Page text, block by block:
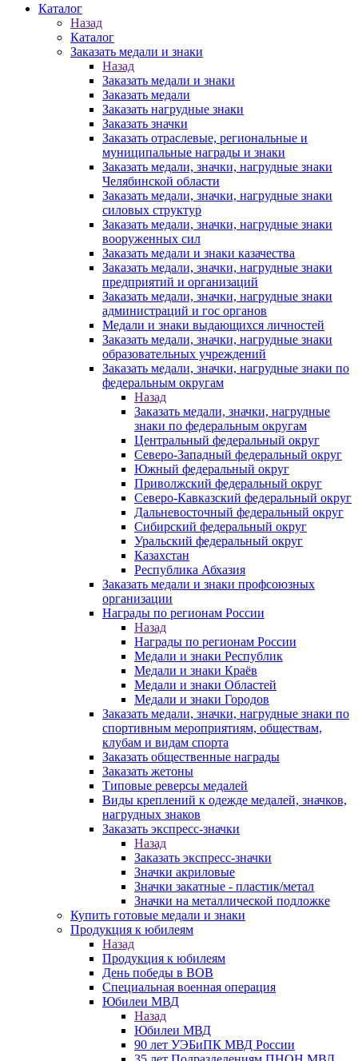
Каталог
Назад
Каталог
Заказать медали и знаки
Назад
Заказать медали и знаки
Заказать медали
Заказать нагрудные знаки
Заказать значки
Заказать отраслевые, региональные и
муниципальные награды и знаки
Заказать медали, значки, нагрудные знаки
Челябинской области
Заказать медали, значки, нагрудные знаки
силовых структур
Заказать медали, значки, нагрудные знаки
вооруженных сил
Заказать медали и знаки казачества
Заказать медали, значки, нагрудные знаки
предприятий и организаций
Заказать медали, значки, нагрудные знаки
администраций и гос органов
Медали и знаки выдающихся личностей
Заказать медали, значки, нагрудные знаки
образовательных учреждений
Заказать медали, значки, нагрудные знаки по
федеральным округам
Назад
Заказать медали, значки, нагрудные
знаки по федеральным округам
Центральный федеральный округ
Северо-Западный федеральный округ
Южный федеральный округ
Приволжский федеральный округ
Северо-Кавказский федеральный округ
Дальневосточный федеральный округ
Сибирский федеральный округ
Уральский федеральный округ
Казахстан
Республика Абхазия
Заказать медали и знаки профсоюзных
организации
Награды по регионам России
Назад
Награды по регионам России
Медали и знаки Республик
Медали и знаки Краёв
Медали и знаки Областей
Медали и знаки Городов
Заказать медали, значки, нагрудные знаки по
спортивным мероприятиям, обществам,
клубам и видам спорта
Заказать общественные награды
Заказать жетоны
Типовые реверсы медалей
Виды креплений к одежде медалей, значков,
нагрудных знаков
Заказать экспресс-значки
Назад
Заказать экспресс-значки
Значки акриловые
Значки закатные - пластик/метал
Значки на металлической подложке
Купить готовые медали и знаки
Продукция к юбилеям
Назад
Продукция к юбилеям
День победы в ВОВ
Специальная военная операция
Юбилеи МВД
Назад
Юбилеи МВД
90 лет УЭБиПК МВД России